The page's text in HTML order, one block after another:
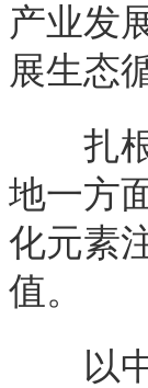
产业发
展生态
扎根
地一方
化元素
值。
以中